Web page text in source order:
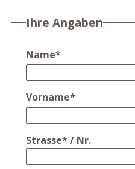
Ihre Angaben
Name*
Vorname*
Strasse*/ Nr.